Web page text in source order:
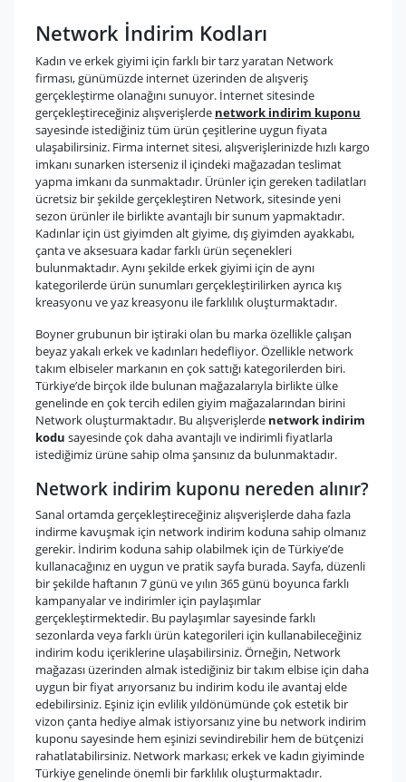
Network İndirim Kodları
Kadın ve erkek giyimi için farklı bir tarz yaratan Network
firması, günümüzde internet üzerinden de alışveriş
gerçekleştirme olanağını sunuyor. İnternet sitesinde
gerçekleştireceğiniz alışverişlerde network indirim kuponu
sayesinde istediğiniz tüm ürün çeşitlerine uygun fiyata
ulaşabilirsiniz. Firma internet sitesi, alışverişlerinizde hızlı kargo
imkanı sunarken isterseniz il içindeki mağazadan teslimat
yapma imkanı da sunmaktadır. Ürünler için gereken tadilatları
ücretsiz bir şekilde gerçekleştiren Network, sitesinde yeni
sezon ürünler ile birlikte avantajlı bir sunum yapmaktadır.
Kadınlar için üst giyimden alt giyime, dış giyimden ayakkabı,
çanta ve aksesuara kadar farklı ürün seçenekleri
bulunmaktadır. Aynı şekilde erkek giyimi için de aynı
kategorilerde ürün sunumları gerçekleştirilirken ayrıca kış
kreasyonu ve yaz kreasyonu ile farklılık oluşturmaktadır.
Boyner grubunun bir iştiraki olan bu marka özellikle çalışan
beyaz yakalı erkek ve kadınları hedefliyor. Özellikle network
takım elbiseler markanın en çok sattığı kategorilerden biri.
Türkiye’de birçok ilde bulunan mağazalarıyla birlikte ülke
genelinde en çok tercih edilen giyim mağazalarından birini
Network oluşturmaktadır. Bu alışverişlerde network indirim
kodu sayesinde çok daha avantajlı ve indirimli fiyatlarla
istediğimiz ürüne sahip olma şansınız da bulunmaktadır.
Network indirim kuponu nereden alınır?
Sanal ortamda gerçekleştireceğiniz alışverişlerde daha fazla
indirme kavuşmak için network indirim koduna sahip olmanız
gerekir. İndirim koduna sahip olabilmek için de Türkiye’de
kullanacağınız en uygun ve pratik sayfa burada. Sayfa, düzenli
bir şekilde haftanın 7 günü ve yılın 365 günü boyunca farklı
kampanyalar ve indirimler için paylaşımlar
gerçekleştirmektedir. Bu paylaşımlar sayesinde farklı
sezonlarda veya farklı ürün kategorileri için kullanabileceğiniz
indirim kodu içeriklerine ulaşabilirsiniz. Örneğin, Network
mağazası üzerinden almak istediğiniz bir takım elbise için daha
uygun bir fiyat arıyorsanız bu indirim kodu ile avantaj elde
edebilirsiniz. Eşiniz için evlilik yıldönümünde çok estetik bir
vizon çanta hediye almak istiyorsanız yine bu network indirim
kuponu sayesinde hem eşinizi sevindirebilir hem de bütçenizi
rahatlatabilirsiniz. Network markası; erkek ve kadın giyiminde
Türkiye genelinde önemli bir farklılık oluşturmaktadır.